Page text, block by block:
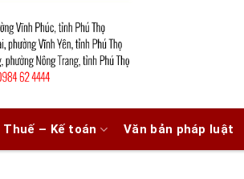
Thuế – Kế toán Văn bản pháp luật